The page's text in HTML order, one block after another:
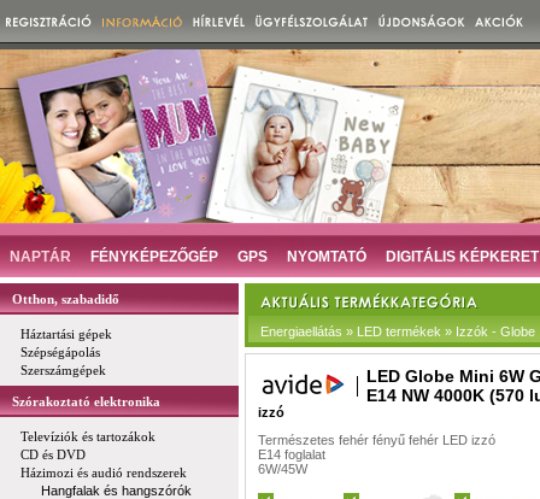
NAPTÁR FÉNYKÉPEZŐGÉP GPS NYOMTATÓ DIGITÁLIS KÉPKERET
Otthon, szabadidő
Háztartási gépek
Szépségápolás
Szerszámgépek
Szórakoztató elektronika
Televíziók és tartozákok
CD és DVD
Házimozi és audió rendszerek
Hangfalak és hangszórók
Energiaellátás » LED termékek » Izzók - Globe
LED Globe Mini 6W
E14 NW 4000K (570
izzó
Természetes fehér fényű fehér LED izzó
E14 foglalat
6W/45W